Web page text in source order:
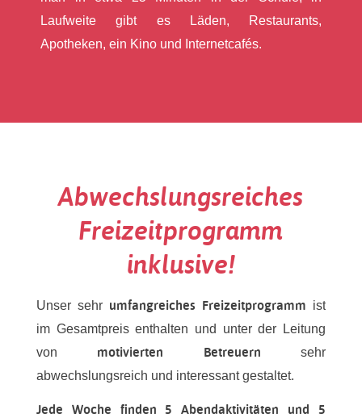
Laufweite gibt es Läden, Restaurants,
Apotheken, ein Kino und Internetcafés.
Abwechslungsreiches
Freizeitprogramm
inklusive!
Unser sehr umfangreiches Freizeitprogramm ist
im Gesamtpreis enthalten und unter der Leitung
von motivierten Betreuern sehr
abwechslungsreich und interessant gestaltet.
Jede Woche finden 5 Abendaktivitäten und 5